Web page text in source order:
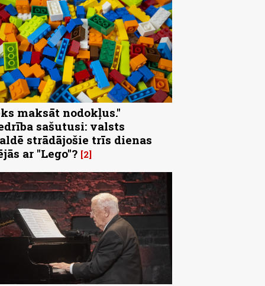
maksāt nodokļus."
sašutusi: valsts
strādājošie trīs dienas
ar "Lego"? 2